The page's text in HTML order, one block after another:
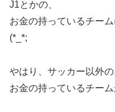
J1とかの、
お金の持っているチー
(*_*;
やはり、サッカー以外の
お金の持っているチー